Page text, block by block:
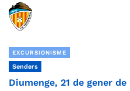
EXCURSIONISME
Senders
Diumenge, 21 de gener de